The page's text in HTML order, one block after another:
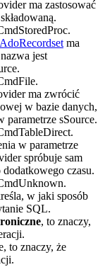
ma zastosować
.
AdoRecordset ma
jest
.
.
ma zwrócić
w bazie danych,
parametrze sSource.
.
w parametrze
spróbuje sam
czasu.
.
w jaki sposób
SQL.
, to znaczy,
to znaczy, że